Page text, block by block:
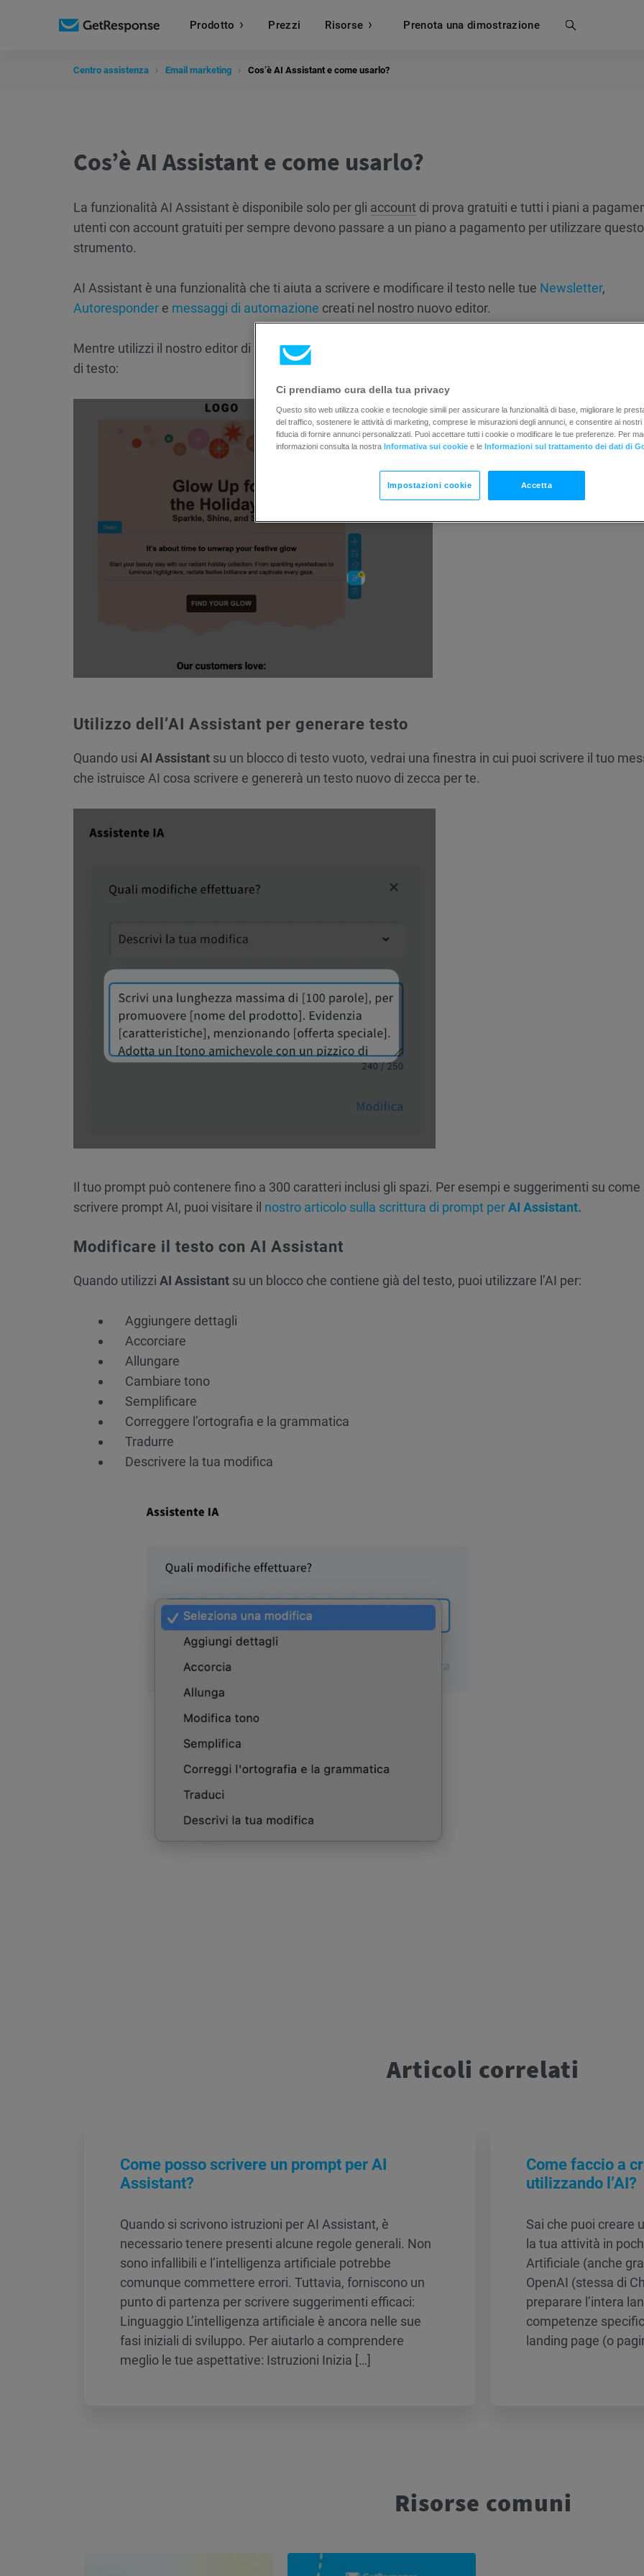
Prodotto Prezzi Risorse Prenota una dimostrazione
Cerca
Centro assistenza Email marketing Cos’è AI Assistant e come usarlo?
Cos’è AI Assistant e come usarlo?
La funzionalità AI Assistant è disponibile solo per gli account di prova gratuiti e tutti i piani a
utenti con account gratuiti per sempre devono passare a un piano a pagamento per utilizzare questo
strumento.
AI Assistant è una funzionalità che ti aiuta a scrivere e modificare il testo nelle tue Newsletter,
Autoresponder e messaggi di automazione creati nel nostro nuovo editor.
Mentre utilizzi il nostro editor di messaggi drag-and-drop puoi trovare AI Assistant qui facendo clic sul
di testo:
Utilizzo dell’AI Assistant per generare testo
Quando usi AI Assistant su un blocco di testo vuoto, vedrai una finestra in cui puoi scrivere il tuo
che istruisce AI cosa scrivere e genererà un testo nuovo di zecca per te.
Il tuo prompt può contenere fino a 300 caratteri inclusi gli spazi. Per esempi e suggerimenti su come
scrivere prompt AI, puoi visitare il nostro articolo sulla scrittura di prompt perAI Assistant.
Modificare il testo con AI Assistant
Quando utilizzi AI Assistant su un blocco che contiene già del testo, puoi utilizzare l’AI per:
Aggiungere dettagli
Accorciare
Allungare
Cambiare tono
Semplificare
Correggere l’ortografia e la grammatica
Tradurre
Descrivere la tua modifica
Articoli correlati
Come posso scrivere un prompt per AI
Assistant?
Quando si scrivono istruzioni per AI Assistant, è
necessario tenere presenti alcune regole generali. Non
sono infallibili e l’intelligenza artificiale potrebbe
comunque commettere errori. Tuttavia, forniscono un
punto di partenza per scrivere suggerimenti efficaci:
Linguaggio L’intelligenza artificiale è ancora nelle sue
fasi iniziali di sviluppo. Per aiutarlo a comprendere
meglio le tue aspettative: Istruzioni Inizia […]
Come faccio a
utilizzando l’AI?
Sai che puoi creare
la tua attività in
Artificiale (anche
OpenAI (stessa di
preparare l’intera
competenze
landing page (o
Risorse comuni
Ci prendiamo cura della tua privacy
Questo sito web utilizza cookie e tecnologie simili per assicurare la funzionalità di base, migliorare le
del traffico, sostenere le attività di marketing, comprese le misurazioni degli annunci, e consentire ai nostri
fiducia di fornire annunci personalizzati. Puoi accettare tutti i cookie o modificare le tue preferenze. Per
informazioni consulta la nostra Informativa sui cookie e le Informazioni sul trattamento dei dati di
Impostazioni cookie Accetta